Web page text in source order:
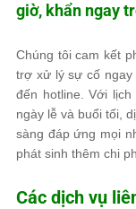
giờ, khẩn ngay
Chúng tôi cam kết
trợ xử lý sự cố ngay
đến hotline. Với
ngày lễ và buổi tối,
sàng đáp ứng mọi
phát sinh thêm chi
Các dịch vụ